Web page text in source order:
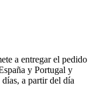
a entregar el pedido
y Portugal y
a partir del día